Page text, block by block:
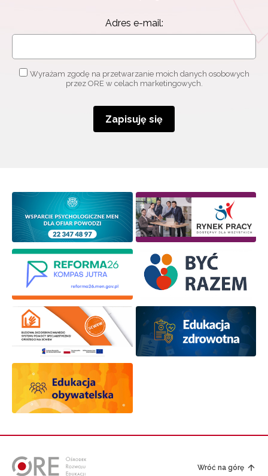
Adres e-mail:
Wyrażam zgodę na przetwarzanie moich danych osobowych
przez ORE w celach marketingowych.
Zapisuję się
Wróć na górę